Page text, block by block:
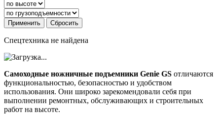
Применить Сбросить
Спецтехника не найдена
Самоходные ножничные подъемники Genie GS отличаются
функциональностью, безопасностью и удобством
использования. Они широко зарекомендовали себя при
выполнении ремонтных, обслуживающих и строительных
работ на высоте.